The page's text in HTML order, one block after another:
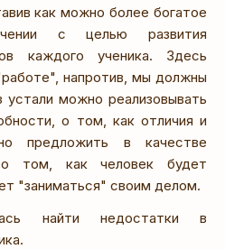
как можно более богатое
с целью развития
каждого ученика. Здесь
напротив, мы должны
можно реализовывать
о том, как отличия и
предложить в качестве
том, как человек будет
"заниматься" своим делом.
найти недостатки в